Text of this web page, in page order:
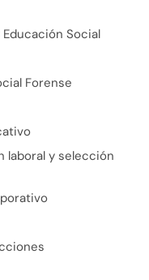
Educación Social
Forense
laboral y selección